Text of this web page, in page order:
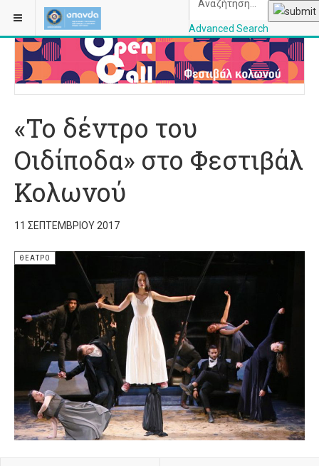
Advanced Search
ΒΡΊΣΚΕΣΤΕ ΕΔΏ: ΑΡΧΙΚΉ
«Το δέντρο του
Οιδίποδα» στο Φεστιβάλ
Κολωνού
11 ΣΕΠΤΕΜΒΡΊΟΥ 2017
ΘΈΑΤΡΟ